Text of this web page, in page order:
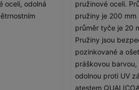
oceli, odolná
pružinové oceli.
pružiny je 200 mm
průměr tyče je 20
Pružiny jsou
pozinkované a
práškovou barvou,
odolnou proti UV
atestem